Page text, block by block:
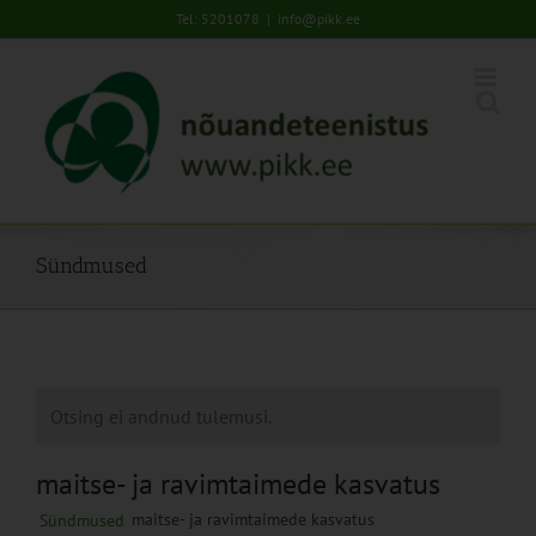
to
Tel: 5201078 | info@pikk.ee
Sündmused
Otsing ei andnud tulemusi.
maitse- ja ravimtaimede kasvatus
Sündmused maitse- ja ravimtaimede kasvatus